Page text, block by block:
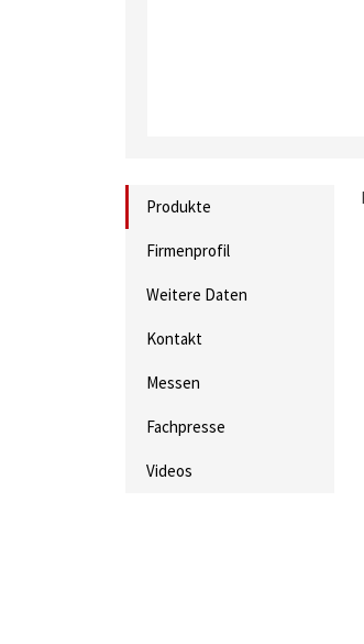
Produkte
Firmenprofil
Weitere Daten
Kontakt
Messen
Fachpresse
Videos